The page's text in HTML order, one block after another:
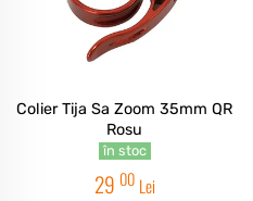
Colier Tija Sa Zoom 35mm QR
Rosu
în stoc
29 00 Lei